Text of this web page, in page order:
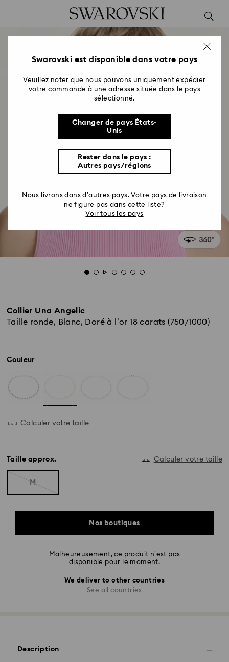
Accesskeys list
2 - Footer
Collier Una Angelic
Taille ronde, Blanc, Doré à l’or 18 carats (750/1000)
Couleur
Calculer votre taille
Taille approx. Calculer votre taille
M
Nos boutiques
Malheureusement, ce produit n’est pas
disponible pour le moment.
We deliver to other countries
See all countries
Description
Swarovski est disponible dans votre pays
Veuillez noter que nous pouvons uniquement expédier
votre commande à une adresse située dans le pays
sélectionné.
Changer de pays États-
Unis
Rester dans le pays :
Autres pays/régions
Nous livrons dans d’autres pays. Votre pays de livraison
ne figure pas dans cette liste?
Voir tous les pays